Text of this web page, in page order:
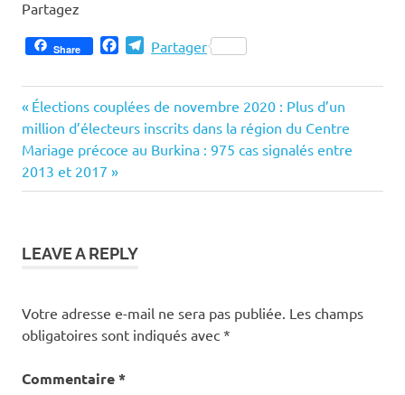
Partagez
Share FacebookTelegram
Partager
Navigation
de
l’article
Previous
Post:
Élections couplées de novembre 2020 : Plus d’un
million d’électeurs inscrits dans la région du Centre
Next
Post:
Mariage précoce au Burkina : 975 cas signalés entre
2013 et 2017
LEAVE A REPLY
Votre adresse e-mail ne sera pas publiée. Les champs
obligatoires sont indiqués avec *
Commentaire*